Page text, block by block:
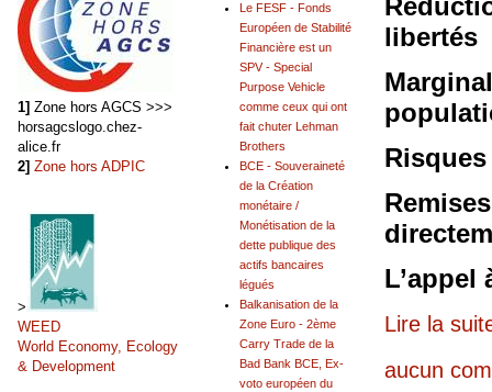
libertés
L’appel
Lire la
aucun
Le FESF - Fonds
Européen de Stabilité
Financière est un
SPV - Special
Purpose Vehicle
comme ceux qui ont
fait chuter Lehman
Brothers
BCE - Souveraineté
de la Création
monétaire /
Monétisation de la
dette publique des
actifs bancaires
légués
Balkanisation de la
Zone Euro - 2ème
Carry Trade de la
Bad Bank BCE, Ex-
voto européen du
1] Zone hors AGCS >>>
horsagcslogo.chez-
alice.fr
2] Zone hors ADPIC
>
WEED
World Economy, Ecology
& Development